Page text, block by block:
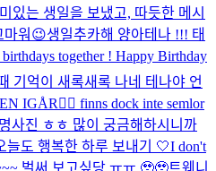
있는 생일을 보냈고, 따듯한 메시
마워😉생일추카해 양아테나 !!! 태
together ! Happy Birthday
기억이 새록새록 나네 테나야 언
IGÅR🧍‍♀️ finns dock inte semlor
사진 ㅎㅎ 많이 궁금해하시니까
늘도 행복한 하루 보내기 🤍I don't
벌써 보고싶당 ㅠㅠ 🥹🥹트웨니